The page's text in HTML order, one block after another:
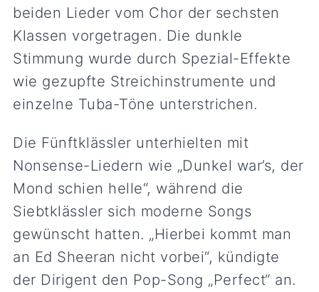
beiden Lieder vom Chor der sechsten
Klassen vorgetragen. Die dunkle
Stimmung wurde durch Spezial-Effekte
wie gezupfte Streichinstrumente und
einzelne Tuba-Töne unterstrichen.
Die Fünftklässler unterhielten mit
Nonsense-Liedern wie „Dunkel war’s, der
Mond schien helle“, während die
Siebtklässler sich moderne Songs
gewünscht hatten. „Hierbei kommt man
an Ed Sheeran nicht vorbei“, kündigte
der Dirigent den Pop-Song „Perfect“ an.